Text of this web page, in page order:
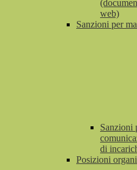
web)
Sanzioni per
Sanzioni
di
Posizioni